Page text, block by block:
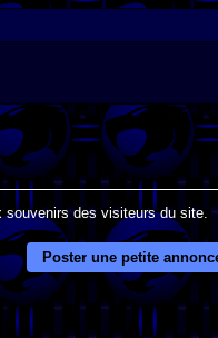
souvenirs des visiteurs du site.
Poster une petite